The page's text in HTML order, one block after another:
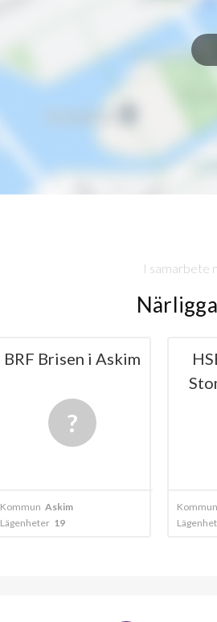
I samarbete
BRF Brisen i Askim
Kommun Askim
Lägenheter 19
Kommun